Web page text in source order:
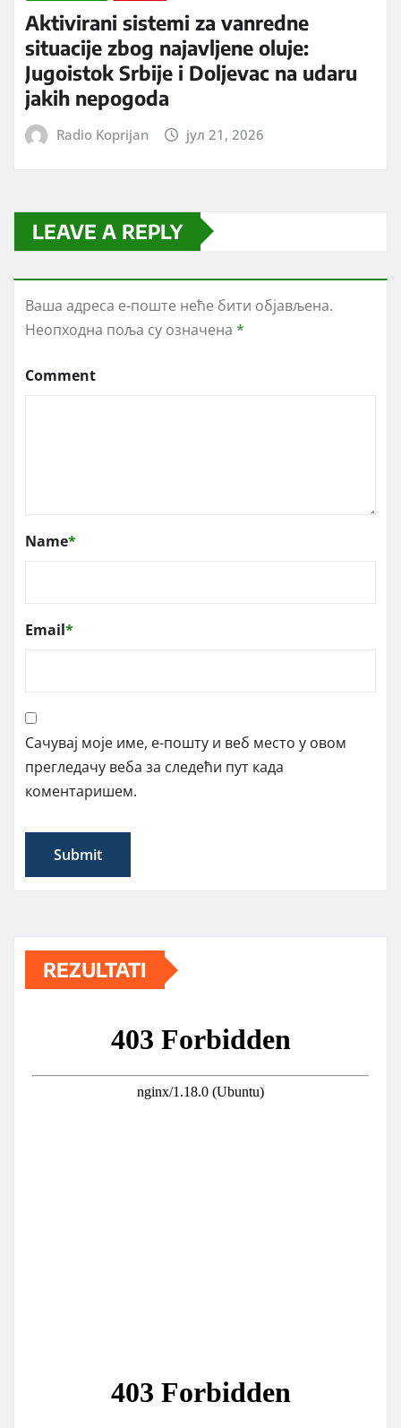
Aktivirani sistemi za vanredne
situacije zbog najavljene oluje:
Jugoistok Srbije i Doljevac na udaru
jakih nepogoda
Radio Koprijan јул 21, 2026
LEAVE A REPLY
Ваша адреса е-поште неће бити објављена.
Неопходна поља су означена *
Comment
Name*
Email*
Сачувај моје име, е-пошту и веб место у овом
прегледачу веба за следећи пут када
коментаришем.
REZULTATI